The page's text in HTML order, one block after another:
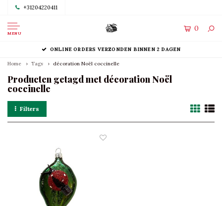
+31204220411
MENU
0
ONLINE ORDERS VERZONDEN BINNEN 2 DAGEN
Home Tags décoration Noël coccinelle
Producten getagd met décoration Noël
coccinelle
Filters